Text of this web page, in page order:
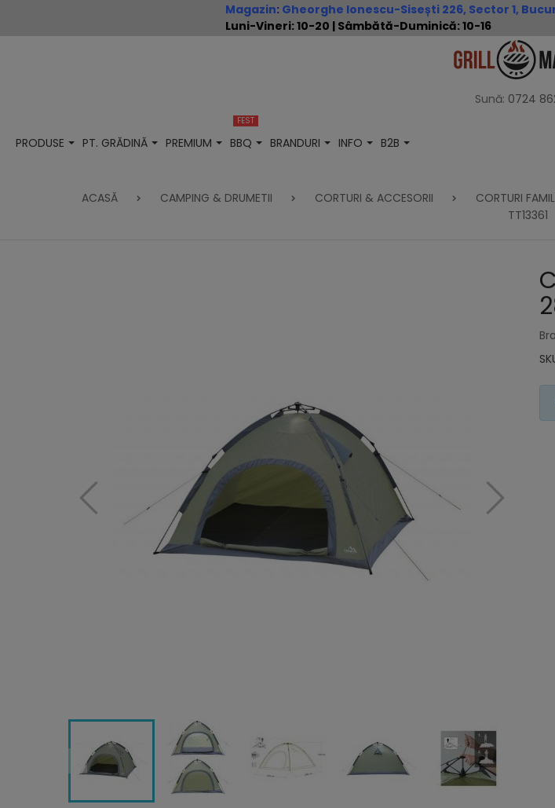
Magazin: Gheorghe Ionescu-Sisești 226, Sector 1,
Luni-Vineri: 10-20 | Sâmbătă-Duminică: 10-16
Sună: 0724
PRODUSE PT. GRĂDINĂ PREMIUM BBQ
FEST
BRANDURI INFO
B2B
ACASĂ CAMPING & DRUMETII CORTURI & ACCESORII CORTURI
TT13361